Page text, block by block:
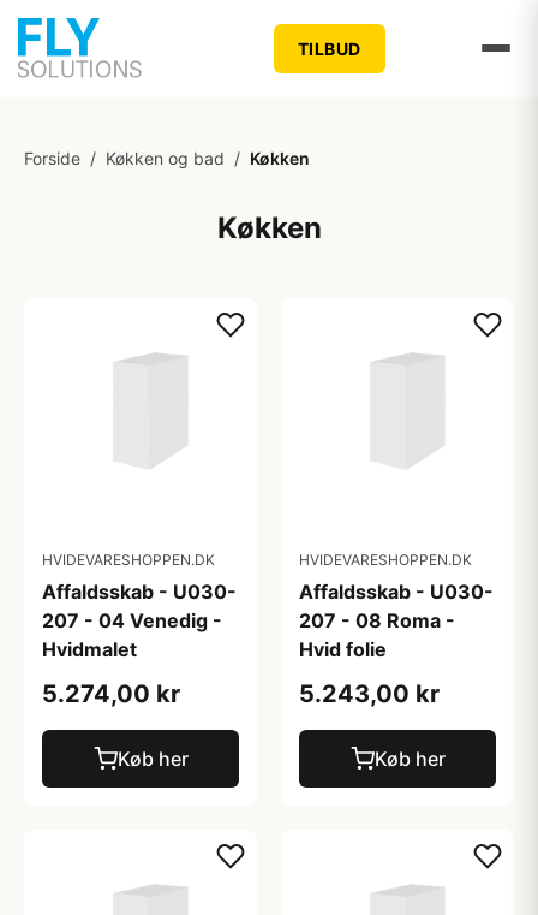
TILBUD
Forside / Køkken og bad / Køkken
Køkken
HVIDEVARESHOPPEN.DK
Affaldsskab - U030-
207 - 04 Venedig -
Hvidmalet
5.274,00 kr
Køb her
HVIDEVARESHOPPEN.DK
Affaldsskab - U030-
207 - 08 Roma -
Hvid folie
5.243,00 kr
Køb her